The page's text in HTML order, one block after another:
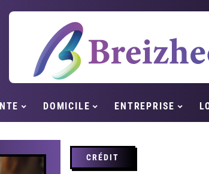
DOMICILE ENTREPRISE
CRÉDIT